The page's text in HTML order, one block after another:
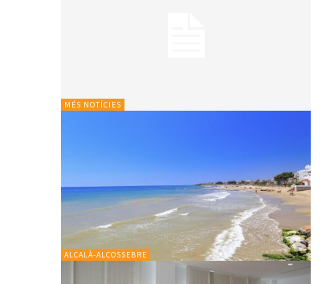
MÉS NOTÍCIES
ALCALÀ-ALCOSSEBRE